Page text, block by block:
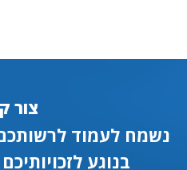
צור
נשמח לעמוד
בנוגע